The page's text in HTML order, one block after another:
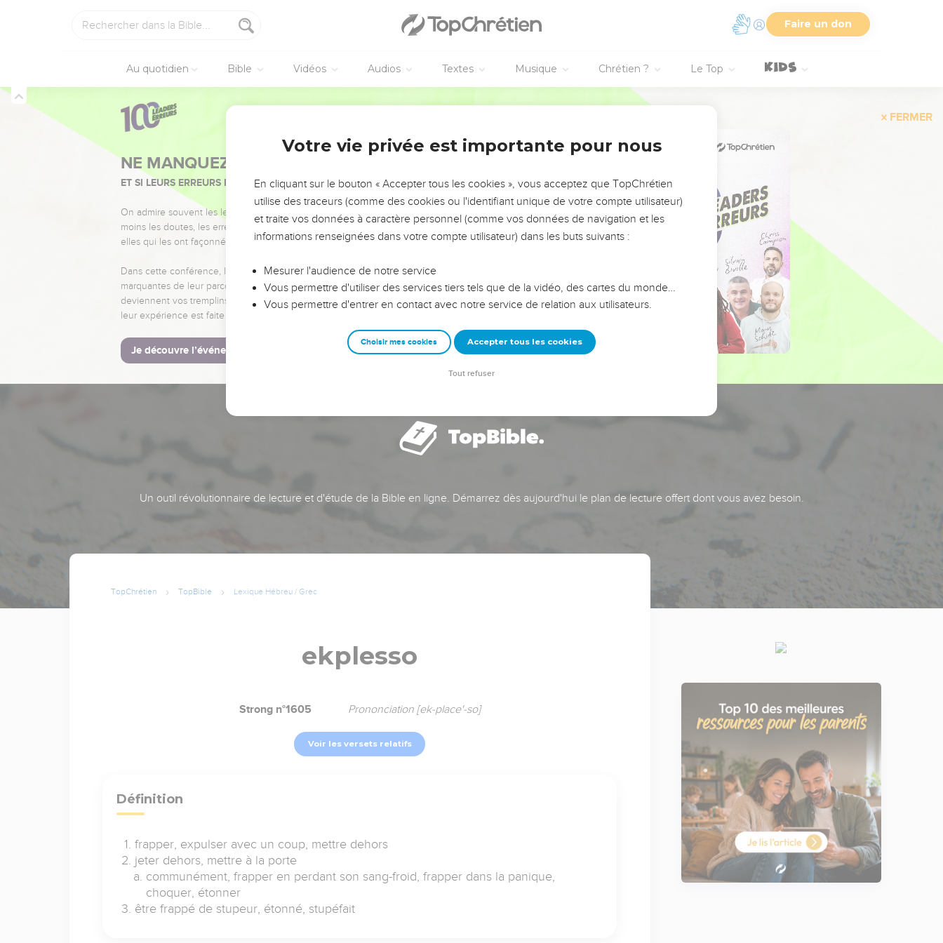
Faire un don
Au quotidien Bible Vidéos Audios Textes Musique Chrétien ? Le Top
FERMER
NE MANQUEZ PAS L’ÉVÉNEMENT DE L’ANNÉE !
ET SI LEURS ERREURS POUVAIENT VOUS ÉVITER LES VOTRES ?
On admire souvent les leaders pour leurs réussites, leur impact, leur foi ou leur vision. Mais on voit
moins les doutes, les erreurs et les saisons difficiles qu'ils ont traversés, alors même que ce sont
elles qui les ont façonnés.
Dans cette conférence, leaders, entrepreneurs, et responsables reviennent sur les erreurs
marquantes de leur parcours et les clés pour avancer avec plus de sagesse afin que leurs erreurs
deviennent vos tremplins. Que vous guidiez un ministère, une équipe, un groupe ou une famille,
leur expérience est faite pour vous.
Je découvre l’événement
Un outil révolutionnaire de lecture et d'étude de la Bible en ligne. Démarrez dès aujourd'hui le plan de lecture offert dont vous avez besoin.
TopChrétien TopBible Lexique Hébreu / Grec
ekplesso
Strong n°1605 Prononciation [ek-place'-so]
Voir les versets relatifs
Définition
frapper, expulser avec un coup, mettre dehors
jeter dehors, mettre à la porte
communément, frapper en perdant son sang-froid, frapper dans la panique,
choquer, étonner
être frappé de stupeur, étonné, stupéfait
Votre vie privée est importante pour nous
En cliquant sur le bouton « Accepter tous les cookies », vous acceptez que TopChrétien
utilise des traceurs (comme des cookies ou l'identifiant unique de votre compte utilisateur)
et traite vos données à caractère personnel (comme vos données de navigation et les
informations renseignées dans votre compte utilisateur) dans les buts suivants :
Mesurer l'audience de notre service
Vous permettre d'utiliser des services tiers tels que de la vidéo, des cartes du monde…
Vous permettre d'entrer en contact avec notre service de relation aux utilisateurs.
Choisir mes cookies Accepter tous les cookies
Tout refuser